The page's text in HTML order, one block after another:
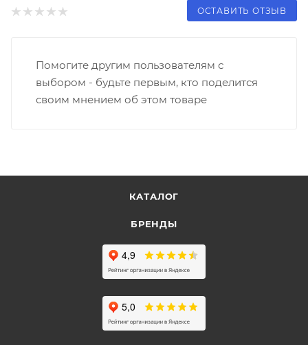
ОСТАВИТЬ ОТЗЫВ
Помогите другим пользователям с
выбором - будьте первым, кто поделится
своим мнением об этом товаре
КАТАЛОГ
БРЕНДЫ